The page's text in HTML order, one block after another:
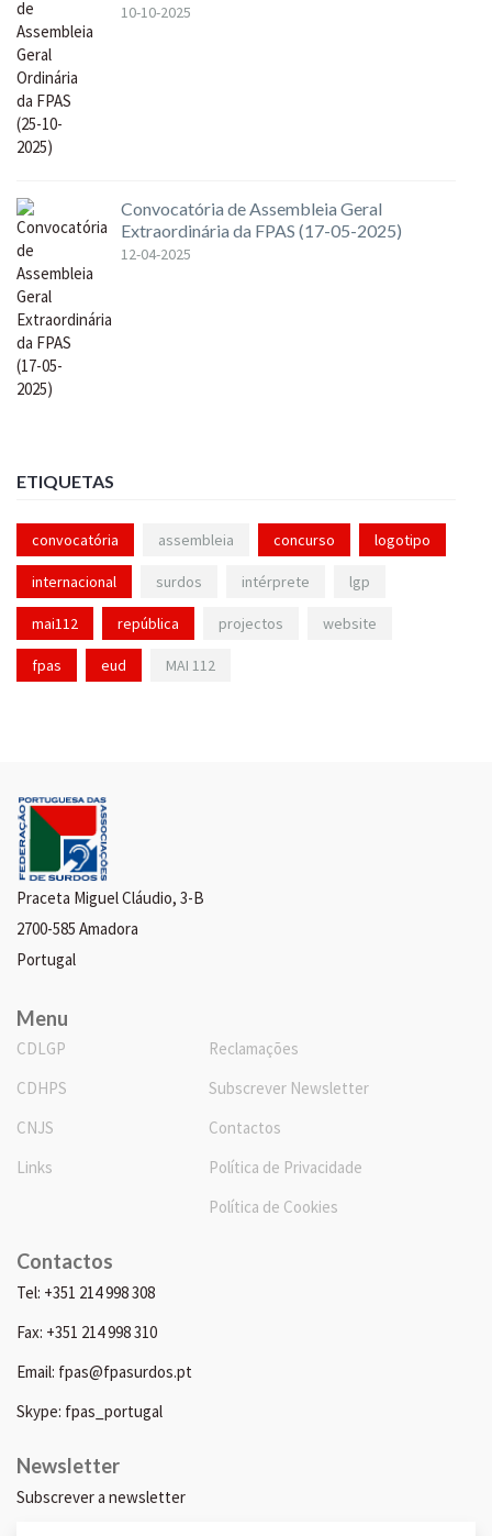
10-10-2025
Convocatória de Assembleia Geral
Extraordinária da FPAS (17-05-2025)
12-04-2025
ETIQUETAS
convocatória assembleia concurso logotipo
internacional surdos intérprete lgp
mai112 república projectos website
fpas eud MAI 112
Praceta Miguel Cláudio, 3-B
2700-585 Amadora
Portugal
Menu
CDLGP
CDHPS
CNJS
Links
Reclamações
Subscrever Newsletter
Contactos
Política de Privacidade
Política de Cookies
Contactos
Tel: +351 214 998 308
Fax: +351 214 998 310
Email: fpas@fpasurdos.pt
Skype: fpas_portugal
Newsletter
Subscrever a newsletter